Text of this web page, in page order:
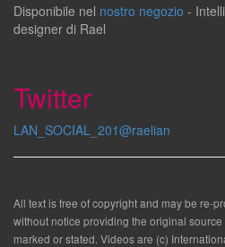
Disponibile nel nostro negozio -
designer di Rael
Twitter
LAN_SOCIAL_201@raelian
All text is free of copyright and may be re-
without notice providing the original
marked or stated. Videos are (c)